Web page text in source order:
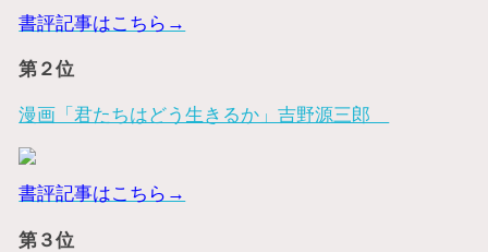
書評記事はこちら→
第２位
漫画「君たちはどう生きるか」吉野源三郎
書評記事はこちら→
第３位